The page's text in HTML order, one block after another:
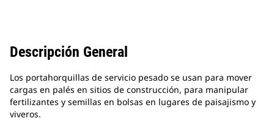
Descripción General
Los portahorquillas de servicio pesado se usan para mover
cargas en palés en sitios de construcción, para manipular
fertilizantes y semillas en bolsas en lugares de paisajismo y
viveros.